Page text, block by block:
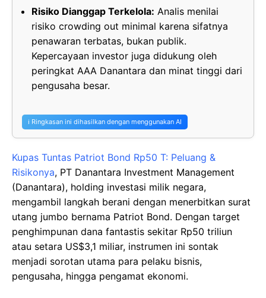
Risiko Dianggap Terkelola: Analis menilai
risiko crowding out minimal karena sifatnya
penawaran terbatas, bukan publik.
Kepercayaan investor juga didukung oleh
peringkat AAA Danantara dan minat tinggi dari
pengusaha besar.
ℹ️ Ringkasan ini dihasilkan dengan menggunakan AI
Kupas Tuntas Patriot Bond Rp50 T: Peluang &
Risikonya, PT Danantara Investment Management
(Danantara), holding investasi milik negara,
mengambil langkah berani dengan menerbitkan surat
utang jumbo bernama Patriot Bond. Dengan target
penghimpunan dana fantastis sekitar Rp50 triliun
atau setara US$3,1 miliar, instrumen ini sontak
menjadi sorotan utama para pelaku bisnis,
pengusaha, hingga pengamat ekonomi.